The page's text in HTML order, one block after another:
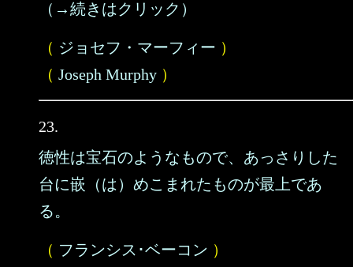
（→続きはクリック）
（ ジョセフ・マーフィー ）
（ Joseph Murphy ）
23.
徳性は宝石のようなもので、あっさりした
台に嵌（は）めこまれたものが最上であ
る。
（ フランシス･ベーコン ）